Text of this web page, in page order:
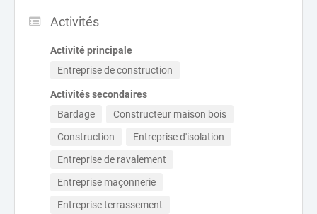
Activités
Activité principale
Entreprise de construction
Activités secondaires
Bardage
Constructeur maison bois
Construction
Entreprise d'isolation
Entreprise de ravalement
Entreprise maçonnerie
Entreprise terrassement